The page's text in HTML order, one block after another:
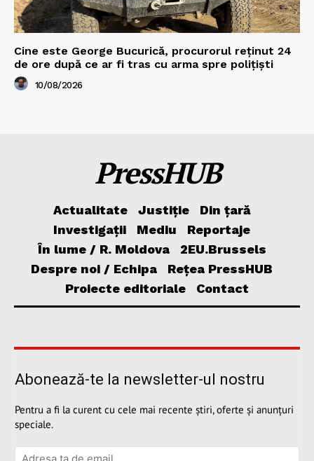
Cine este George Bucurică, procurorul reținut 24
de ore după ce ar fi tras cu arma spre polițiști
10/08/2026
PressHUB
Actualitate Justiție
Din țară
Investigații
Mediu
Reportaje
În lume / R. Moldova
2EU.Brussels
Despre noi / Echipa
Rețea PressHUB
Proiecte editoriale
Contact
Abonează-te la newsletter-ul nostru
Pentru a fi la curent cu cele mai recente știri, oferte și anunțuri
speciale.